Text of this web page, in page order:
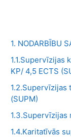
1. NODARBĪBU
1.1.Supervīzijas
KP/ 4,5 ECTS
1.2.Supervīzijas
(SUPM)
1.3.Supervīzijas
1.4.Karitatīvās